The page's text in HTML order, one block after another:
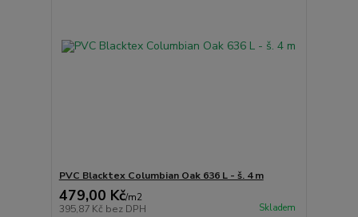
PVC Blacktex Columbian Oak 636 L - š. 4 m
479,00 Kč/m2
395,87 Kč bez DPH Skladem